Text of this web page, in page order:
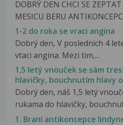
DOBRÝ DEN CHCI SE
MESICU BERU
1-2 do roka se vraci angina
Dobrý den, V poslednich 4
vtaci angina. Mezi tim,...
1,5 letý vnouček se sám
hlavičky, bouchnutím hlavy
Dobrý den, náš 1,5 letý
rukama do hlavičky,
1. Braní antikoncepce